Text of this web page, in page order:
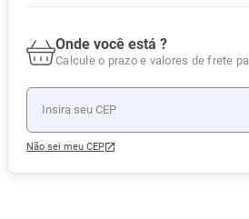
Onde você está ?
Calcule o prazo e valores de frete
Não sei meu CEP